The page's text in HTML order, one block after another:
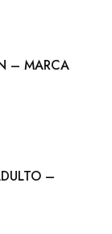
– MARCA
–